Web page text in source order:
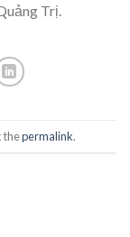
Trị.
thepermalink.